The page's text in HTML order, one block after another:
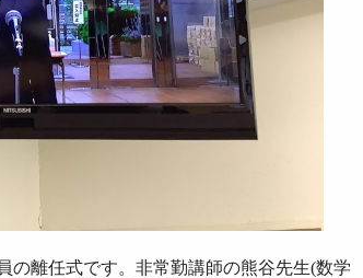
の離任式です。非常勤講師の熊谷先生(数学